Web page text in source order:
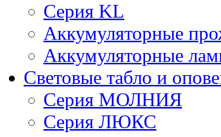
Серия KL
Аккумуляторные
Аккумуляторные
Световые табло и
Серия МОЛНИЯ
Серия ЛЮКС